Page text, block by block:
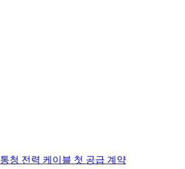
청 전력 케이블 첫 공급 계약